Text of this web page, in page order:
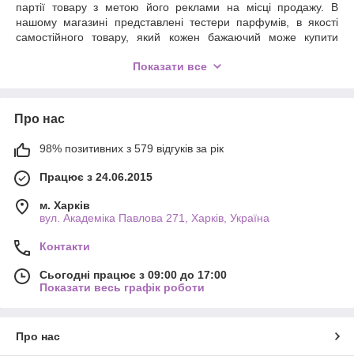
партії товару з метою його реклами на місці продажу. В
нашому магазині представлені тестери парфумів, в якості
самостійного товару, який кожен бажаючий може купити
ознайомлення покупця з ароматичним профілем. Такий
використовувати, якою стійкістю володіє композиція.
Показати все
Про нас
98% позитивних з 579 відгуків за рік
Працює з 24.06.2015
м. Харків
вул. Академіка Павлова 271, Харків, Україна
Контакти
Сьогодні працює з 09:00 до 17:00
Показати весь графік роботи
Про нас